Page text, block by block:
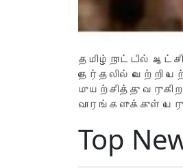
தமிழ்நாட்டில்
தேர்தலில் வெற்றி
முயற்சித்து
வாரங்களுக்குள்
Top